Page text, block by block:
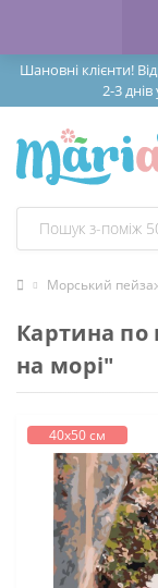
Шановні клієнти!
2-3
Морський
Картина по
на морі"
40х50 см